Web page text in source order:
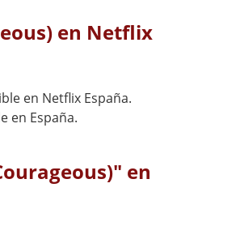
en Netflix
en Netflix España.
en España.
en